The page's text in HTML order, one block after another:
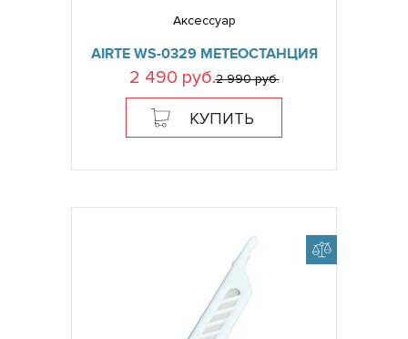
Аксессуар
AIRTE WS-0329 МЕТЕОСТАНЦИЯ
2 490 руб.2 990 руб.
КУПИТЬ